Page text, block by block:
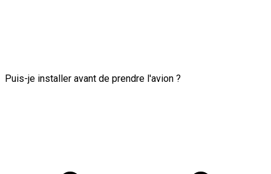
Puis-je installer avant de prendre l'avion ?